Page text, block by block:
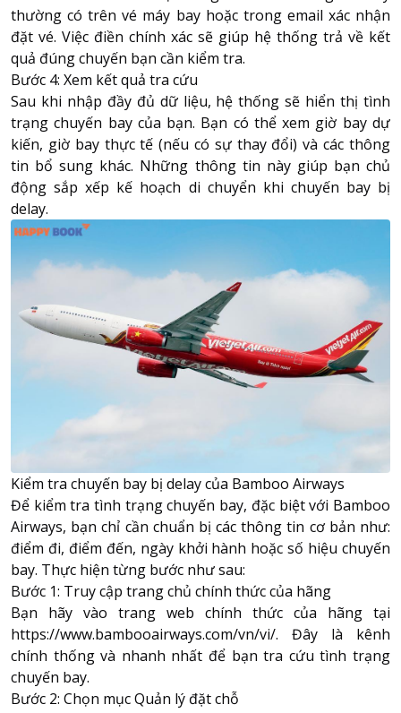
thường có trên vé máy bay hoặc trong email xác nhận
đặt vé. Việc điền chính xác sẽ giúp hệ thống trả về kết
quả đúng chuyến bạn cần kiểm tra.
Bước 4: Xem kết quả tra cứu
Sau khi nhập đầy đủ dữ liệu, hệ thống sẽ hiển thị tình
trạng chuyến bay của bạn. Bạn có thể xem giờ bay dự
kiến, giờ bay thực tế (nếu có sự thay đổi) và các thông
tin bổ sung khác. Những thông tin này giúp bạn chủ
động sắp xếp kế hoạch di chuyển khi chuyến bay bị
delay.
Kiểm tra chuyến bay bị delay của Bamboo Airways
Để kiểm tra tình trạng chuyến bay, đặc biệt với Bamboo
Airways, bạn chỉ cần chuẩn bị các thông tin cơ bản như:
điểm đi, điểm đến, ngày khởi hành hoặc số hiệu chuyến
bay. Thực hiện từng bước như sau:
Bước 1: Truy cập trang chủ chính thức của hãng
Bạn hãy vào trang web chính thức của hãng tại
https://www.bambooairways.com/vn/vi/. Đây là kênh
chính thống và nhanh nhất để bạn tra cứu tình trạng
chuyến bay.
Bước 2: Chọn mục Quản lý đặt chỗ